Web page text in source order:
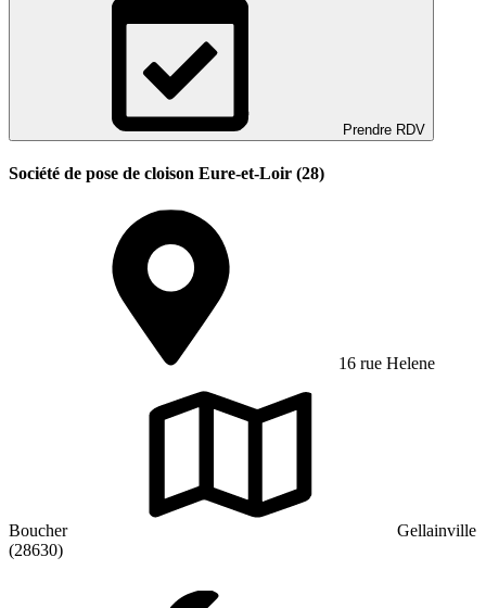
Prendre RDV
Société de pose de cloison Eure-et-Loir (28)
16 rue Helene
Boucher
Gellainville
(28630)